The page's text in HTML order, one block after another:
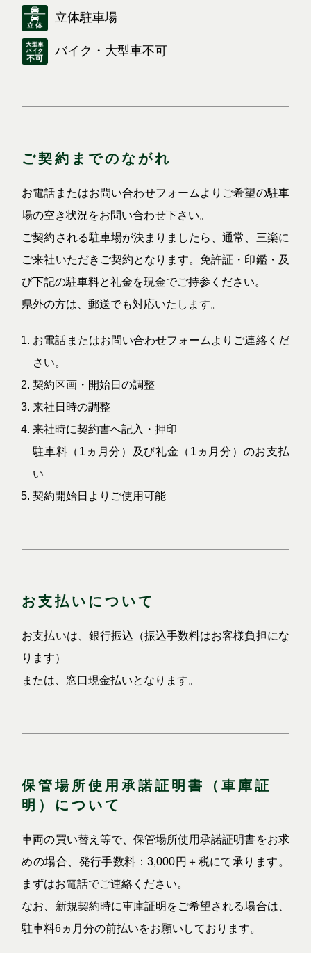
立体駐車場
バイク・大型車不可
ご契約までのながれ
お電話またはお問い合わせフォームよりご希望の駐車
場の空き状況をお問い合わせ下さい。
ご契約される駐車場が決まりましたら、通常、三楽に
ご来社いただきご契約となります。免許証・印鑑・及
び下記の駐車料と礼金を現金でご持参ください。
県外の方は、郵送でも対応いたします。
お電話またはお問い合わせフォームよりご連絡くだ
さい。
契約区画・開始日の調整
来社日時の調整
来社時に契約書へ記入・押印
駐車料（1ヵ月分）及び礼金（1ヵ月分）のお支払
い
契約開始日よりご使用可能
お支払いについて
お支払いは、銀行振込（振込手数料はお客様負担にな
ります）
または、窓口現金払いとなります。
保管場所使用承諾証明書（車庫証
明）について
車両の買い替え等で、保管場所使用承諾証明書をお求
めの場合、発行手数料：3,000円＋税にて承ります。
まずはお電話でご連絡ください。
なお、新規契約時に車庫証明をご希望される場合は、
駐車料6ヵ月分の前払いをお願いしております。